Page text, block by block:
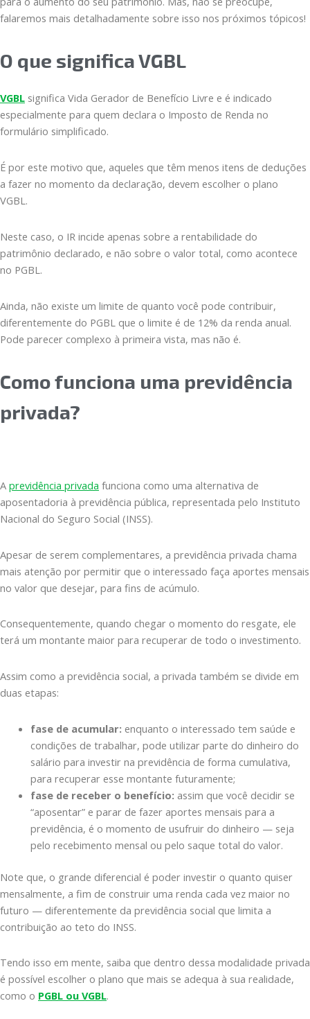
falaremos mais detalhadamente sobre isso nos próximos tópicos!
O que significa VGBL
VGBL significa Vida Gerador de Benefício Livre e é indicado
especialmente para quem declara o Imposto de Renda no
formulário simplificado.
É por este motivo que, aqueles que têm menos itens de deduções
a fazer no momento da declaração, devem escolher o plano
VGBL.
Neste caso, o IR incide apenas sobre a rentabilidade do
patrimônio declarado, e não sobre o valor total, como acontece
no PGBL.
Ainda, não existe um limite de quanto você pode contribuir,
diferentemente do PGBL que o limite é de 12% da renda anual.
Pode parecer complexo à primeira vista, mas não é.
Como funciona uma previdência
privada?
A previdência privada funciona como uma alternativa de
aposentadoria à previdência pública, representada pelo Instituto
Nacional do Seguro Social (INSS).
Apesar de serem complementares, a previdência privada chama
mais atenção por permitir que o interessado faça aportes mensais
no valor que desejar, para fins de acúmulo.
Consequentemente, quando chegar o momento do resgate, ele
terá um montante maior para recuperar de todo o investimento.
Assim como a previdência social, a privada também se divide em
duas etapas:
fase de acumular: enquanto o interessado tem saúde e
condições de trabalhar, pode utilizar parte do dinheiro do
salário para investir na previdência de forma cumulativa,
para recuperar esse montante futuramente;
fase de receber o benefício: assim que você decidir se
“aposentar” e parar de fazer aportes mensais para a
previdência, é o momento de usufruir do dinheiro — seja
pelo recebimento mensal ou pelo saque total do valor.
Note que, o grande diferencial é poder investir o quanto quiser
mensalmente, a fim de construir uma renda cada vez maior no
futuro — diferentemente da previdência social que limita a
contribuição ao teto do INSS.
Tendo isso em mente, saiba que dentro dessa modalidade privada
é possível escolher o plano que mais se adequa à sua realidade,
como o PGBL ou VGBL.